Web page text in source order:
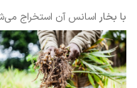
با بخار اسانس آن استخراج